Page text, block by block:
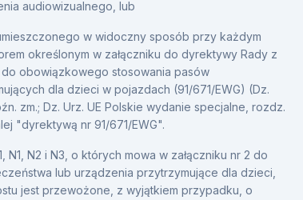
audiowizualnego, lub
w widoczny sposób przy każdym
określonym w załączniku do dyrektywy Rady z
do obowiązkowego stosowania pasów
dla dzieci w pojazdach (91/671/EWG) (Dz.
zm.; Dz. Urz. UE Polskie wydanie specjalne, rozdz.
"dyrektywą nr 91/671/EWG".
N2 i N3, o których mowa w załączniku nr 2 do
lub urządzenia przytrzymujące dla dzieci,
jest przewożone, z wyjątkiem przypadku, o